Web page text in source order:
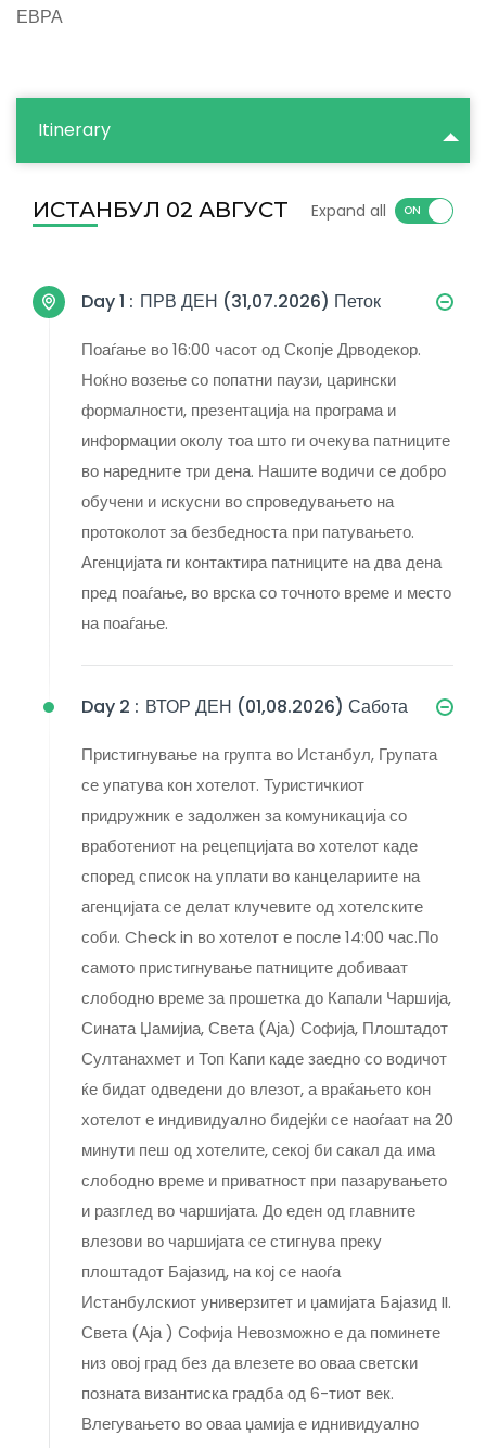
ЕВРА
Itinerary
ИСТАНБУЛ 02 АВГУСТ Expand all
Day 1 : ПРВ ДЕН (31,07.2026) Петок
Поаѓање во 16:00 часот од Скопје Дрводекор.
Ноќно возење со попатни паузи, царински
формалности, презентација на програма и
информации околу тоа што ги очекува патниците
во наредните три дена. Нашите водичи се добро
обучени и искусни во спроведувањето на
протоколот за безбедноста при патувањето.
Агенцијата ги контактира патниците на два дена
пред поаѓање, во врска со точното време и место
на поаѓање.
Day 2 : ВТОР ДЕН (01,08.2026) Сабота
Пристигнување на групта во Истанбул, Групата
се упатува кон хотелот. Туристичкиот
придружник е задолжен за комуникација со
вработениот на рецепцијата во хотелот каде
според список на уплати во канцелариите на
агенцијата се делат клучевите од хотелските
соби. Check in во хотелот е после 14:00 час.По
самото пристигнување патниците добиваат
слободно време за прошетка до Капали Чаршија,
Сината Џамијиа, Света (Аја) Софија, Плоштадот
Султанахмет и Топ Капи каде заедно со водичот
ќе бидат одведени до влезот, а враќањето кон
хотелот е индивидуално бидејќи се наоѓаат на 20
минути пеш од хотелите, секој би сакал да има
слободно време и приватност при пазарувањето
и разглед во чаршијата. До еден од главните
влезови во чаршијата се стигнува преку
плоштадот Бајазид, на кој се наоѓа
Истанбулскиот универзитет и џамијата Бајазид II.
Света (Аја ) Софија Невозможно е да поминете
низ овој град без да влезете во оваа светски
позната византиска градба од 6-тиот век.
Влегувањето во оваа џамија е иднивидуално